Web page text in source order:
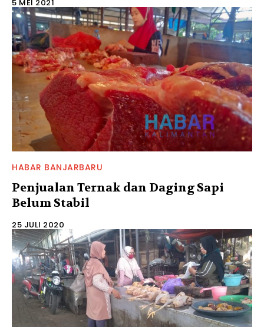
5 MEI 2021
HABAR BANJARBARU
Penjualan Ternak dan Daging Sapi
Belum Stabil
25 JULI 2020